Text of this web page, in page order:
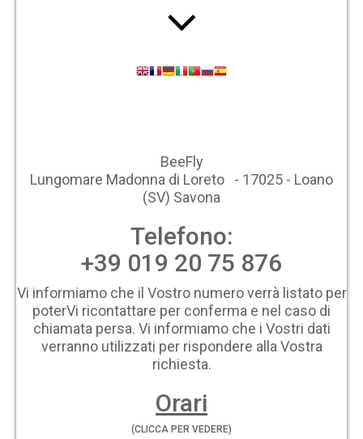
BeeFly
Lungomare Madonna di Loreto - 17025 - Loano
(SV) Savona
Telefono:
+39 019 20 75 876
Vi informiamo che il Vostro numero verrà listato per
poterVi ricontattare per conferma e nel caso di
chiamata persa. Vi informiamo che i Vostri dati
verranno utilizzati per rispondere alla Vostra
richiesta.
Orari
(CLICCA PER VEDERE)